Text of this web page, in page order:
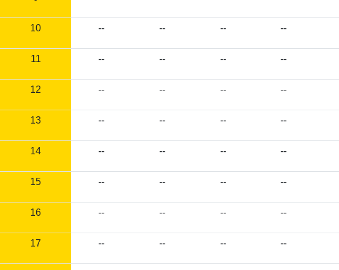
10 -- -- -- --
11 -- -- -- --
12 -- -- -- --
13 -- -- -- --
14 -- -- -- --
15 -- -- -- --
16 -- -- -- --
17 -- -- -- --